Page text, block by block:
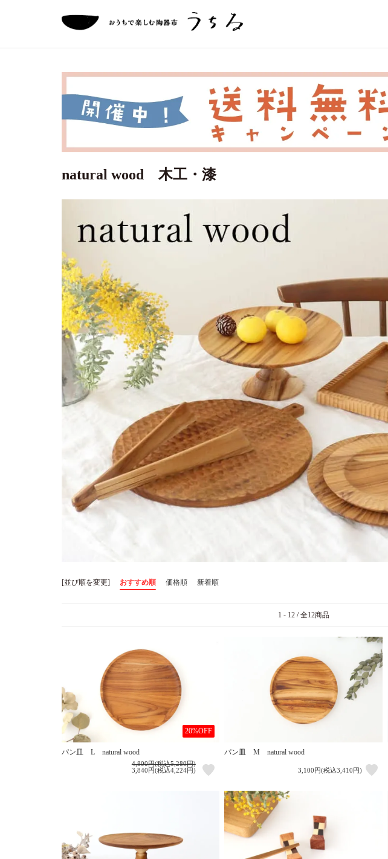
natural wood 木工・漆
[並び順を変更] おすすめ順 価格順 新着順
1 - 12 / 全12商品
20%OFF
パン皿 L natural wood
4,800円(税込5,280円)
3,840円(税込4,224円)
パン皿 M natural wood
3,100円(税込3,410円)